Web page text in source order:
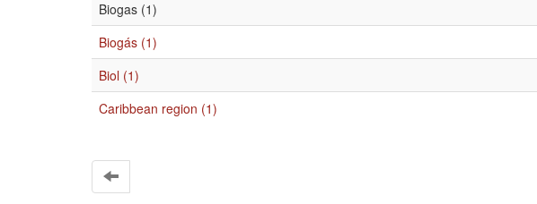
Biogas (1)
Biogás (1)
Biol (1)
Caribbean region (1)